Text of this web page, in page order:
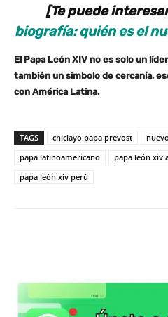
[Te puede
biografía: quién es el
El Papa León XIV no es solo un
también un símbolo de cercanía,
con América Latina.
TAGS chiclayo papa prevost
papa latinoamericano
papa león xiv
papa león xiv perú